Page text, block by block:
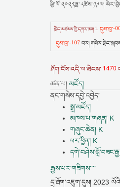
ཕྱི་ལོ་༢༠༢༣ཟླ་༨ཚེས་༡༩ལ།
ཁྲིད་མཚམས་ཀྱི་དཀར་ཆག 1. དུམ་བུ་-
དུམ་བུ་-107བར།
ཤོག་ངོས་འདི་ལ་ཐེངས་ 1470
ཚན་པ། མཛོད།
ནང་གསེས་དབྱེ་འབྱེད།
སྒྲ་མཛོད།
མཁས་པ་གཞན། K
གཞུང་ཆེན། K
ཕར་ཕྱིན། K
རྒྱས་པར་གཟིགས་་་་
དྲ་ཐོག་འཇུག་དུས། 2023